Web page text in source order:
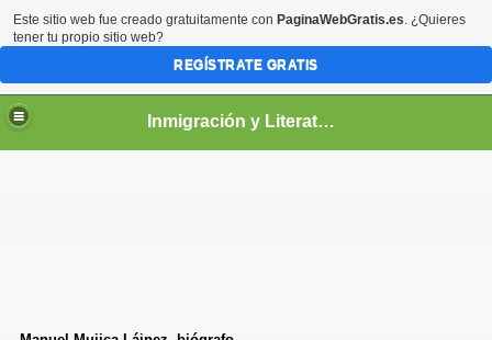
Inmigración y Literatura
Este sitio web fue creado gratuitamente con PaginaWebGratis.es. ¿Quieres
tener tu propio sitio web?
REGÍSTRATE GRATIS